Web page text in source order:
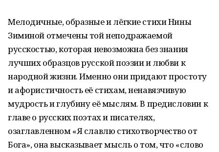
Мелодичные, образные и лёгкие стихи Нины
Зиминой отмечены той неподражаемой
русскостью, которая невозможна без знания
лучших образцов русской поэзии и любви к
народной жизни. Именно они придают простоту
и афористичность её стихам, ненавязчивую
мудрость и глубину её мыслям. В предисловии к
главе о русских поэтах и писателях,
озаглавленном «Я славлю стихотворчество от
Бога», она высказывает мысль о том, что «слово